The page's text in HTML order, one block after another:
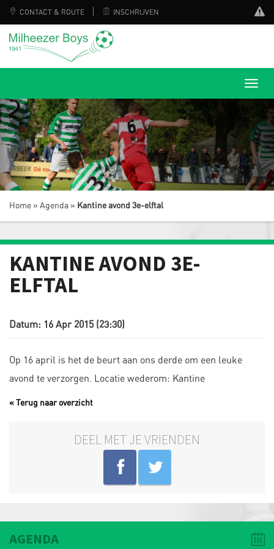
CONTACT & ROUTE INSCHRIJVEN
Home » Agenda » Kantine avond 3e-elftal
KANTINE AVOND 3E-
ELFTAL
Datum: 16 Apr 2015 (23:30)
Op 16 april is het de beurt aan ons derde om een leuke
avond te verzorgen. Locatie wederom: Kantine
« Terug naar overzicht
DEEL MET JE VRIENDEN
AGENDA